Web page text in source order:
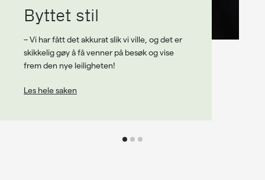
Byttet stil
– Vi har fått det akkurat slik vi ville, og det er
skikkelig gøy å få venner på besøk og vise
frem den nye leiligheten!
Les hele saken